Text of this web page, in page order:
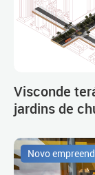
Visconde
jardins de
Novo